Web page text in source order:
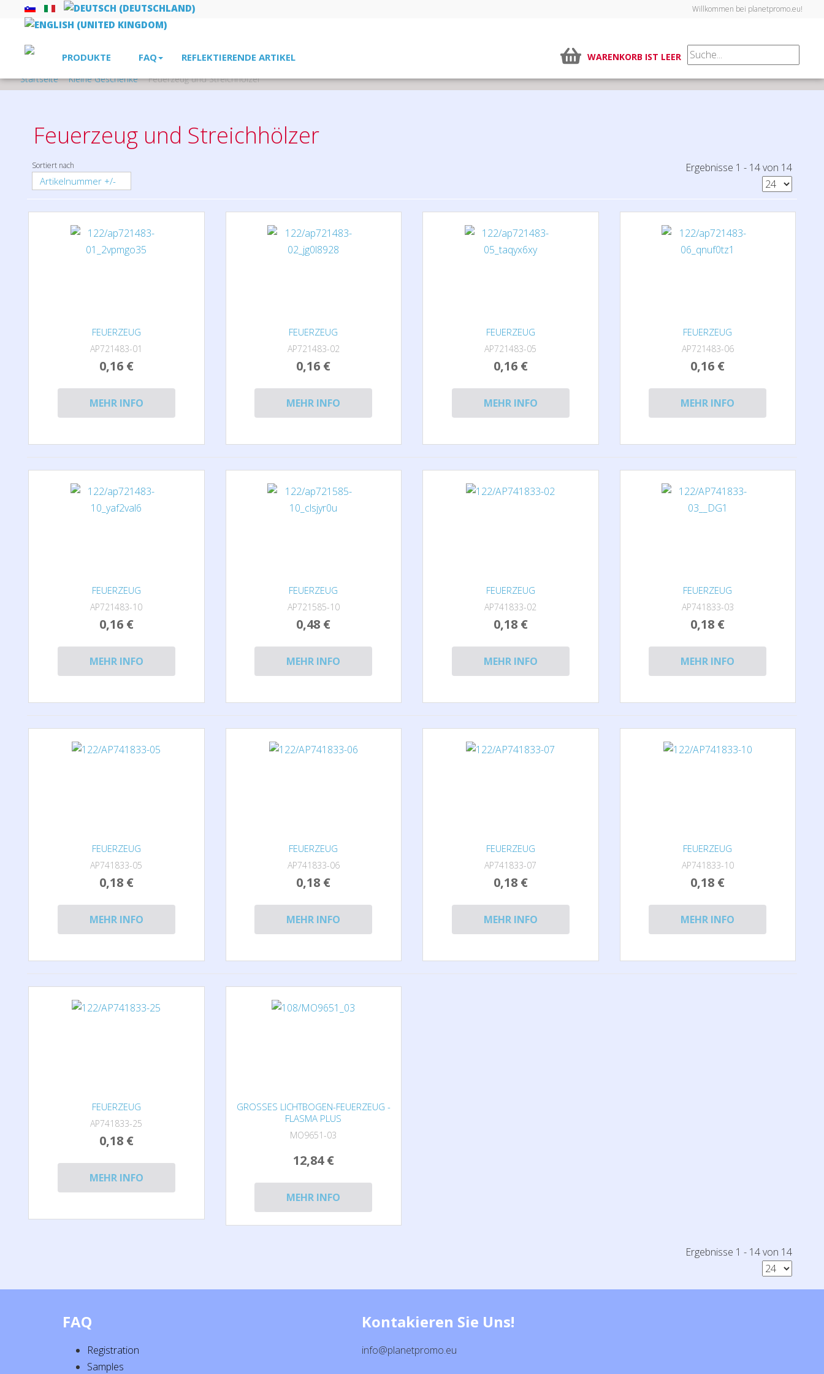
Willkommen bei planetpromo.eu!
PRODUKTE FAQ REFLEKTIERENDE ARTIKEL
WARENKORB IST LEER
Startseite
Kleine Geschenke Feuerzeug und Streichhölzer
Feuerzeug und Streichhölzer
Sortiert nach
Artikelnummer +/-
Ergebnisse 1 - 14 von 14
FEUERZEUG
AP721483-01
0,16 €
MEHR INFO
FEUERZEUG
AP721483-02
0,16 €
MEHR INFO
FEUERZEUG
AP721483-05
0,16 €
MEHR INFO
FEUERZEUG
AP721483-06
0,16 €
MEHR INFO
FEUERZEUG
AP721483-10
0,16 €
MEHR INFO
FEUERZEUG
AP721585-10
0,48 €
MEHR INFO
FEUERZEUG
AP741833-02
0,18 €
MEHR INFO
FEUERZEUG
AP741833-03
0,18 €
MEHR INFO
FEUERZEUG
AP741833-05
0,18 €
MEHR INFO
FEUERZEUG
AP741833-06
0,18 €
MEHR INFO
FEUERZEUG
AP741833-07
0,18 €
MEHR INFO
FEUERZEUG
AP741833-10
0,18 €
MEHR INFO
FEUERZEUG
AP741833-25
0,18 €
MEHR INFO
GROSSES LICHTBOGEN-FEUERZEUG - F
LASMA PLUS
MO9651-03
12,84 €
MEHR INFO
Ergebnisse 1 - 14 von 14
FAQ
Registration
Samples
Kontakieren Sie Uns!
info@planetpromo.eu